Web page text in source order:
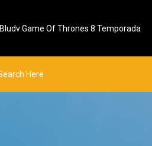
Bludv Game Of Thrones 8 Temporada